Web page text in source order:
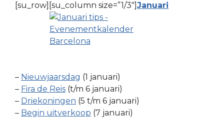
[su_row][su_column size=”1/3″]Januari
– Nieuwjaarsdag (1 januari)
– Fira de Reis (t/m 6 januari)
– Driekoningen (5 t/m 6 januari)
– Begin uitverkoop (7 januari)